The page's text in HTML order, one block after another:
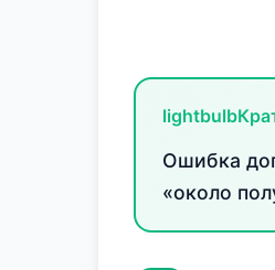
lightbulb
Ошибка
«около